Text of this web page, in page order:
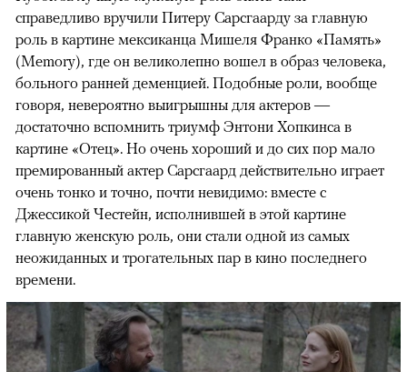
справедливо вручили Питеру Сарсгаарду за главную
роль в картине мексиканца Мишеля Франко «Память»
(Memory), где он великолепно вошел в образ человека,
больного ранней деменцией. Подобные роли, вообще
говоря, невероятно выигрышны для актеров —
достаточно вспомнить триумф Энтони Хопкинса в
картине «Отец». Но очень хороший и до сих пор мало
премированный актер Сарсгаард действительно играет
очень тонко и точно, почти невидимо: вместе с
Джессикой Честейн, исполнившей в этой картине
главную женскую роль, они стали одной из самых
неожиданных и трогательных пар в кино последнего
времени.